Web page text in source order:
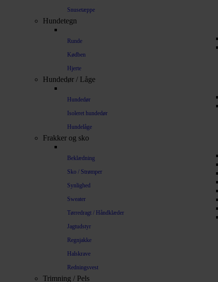
Snusetæppe
Hundetegn
Runde
Kødben
Hjerte
Hundedør / Låge
Hundedør
Isoleret hundedør
Hundelåge
Frakker og sko
Beklædning
Sko / Strømper
Synlighed
Sweater
Tørredragt / Håndklæder
Jagtudstyr
Regnjakke
Halskrave
Redningsvest
Trimning / Pels